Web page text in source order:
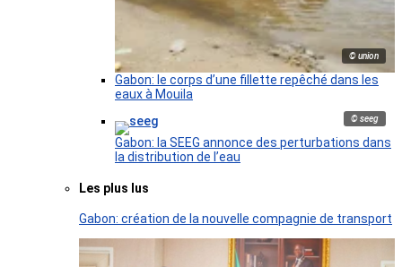
© union
Gabon: le corps d’une fillette repêché dans les
eaux à Mouila
© seeg
Gabon: la SEEG annonce des perturbations dans
la distribution de l’eau
Les plus lus
Gabon: création de la nouvelle compagnie de transport